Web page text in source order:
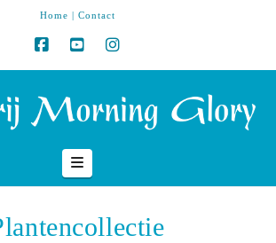
Home | Contact
Navigation